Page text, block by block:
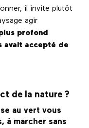
il invite plutôt
agir
profond
avait accepté de
de la nature ?
au vert vous
à marcher sans